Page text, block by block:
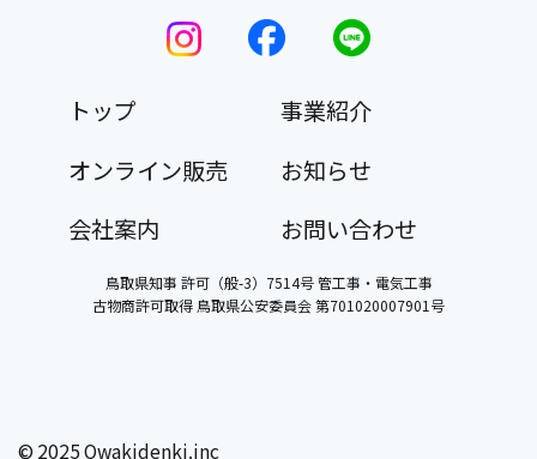
トップ
事業紹介
オンライン販売
お知らせ
会社案内
お問い合わせ
鳥取県知事 許可（般-3）7514号 管工事・電気工事
古物商許可取得 鳥取県公安委員会 第701020007901号
©︎ 2025 Owakidenki.inc